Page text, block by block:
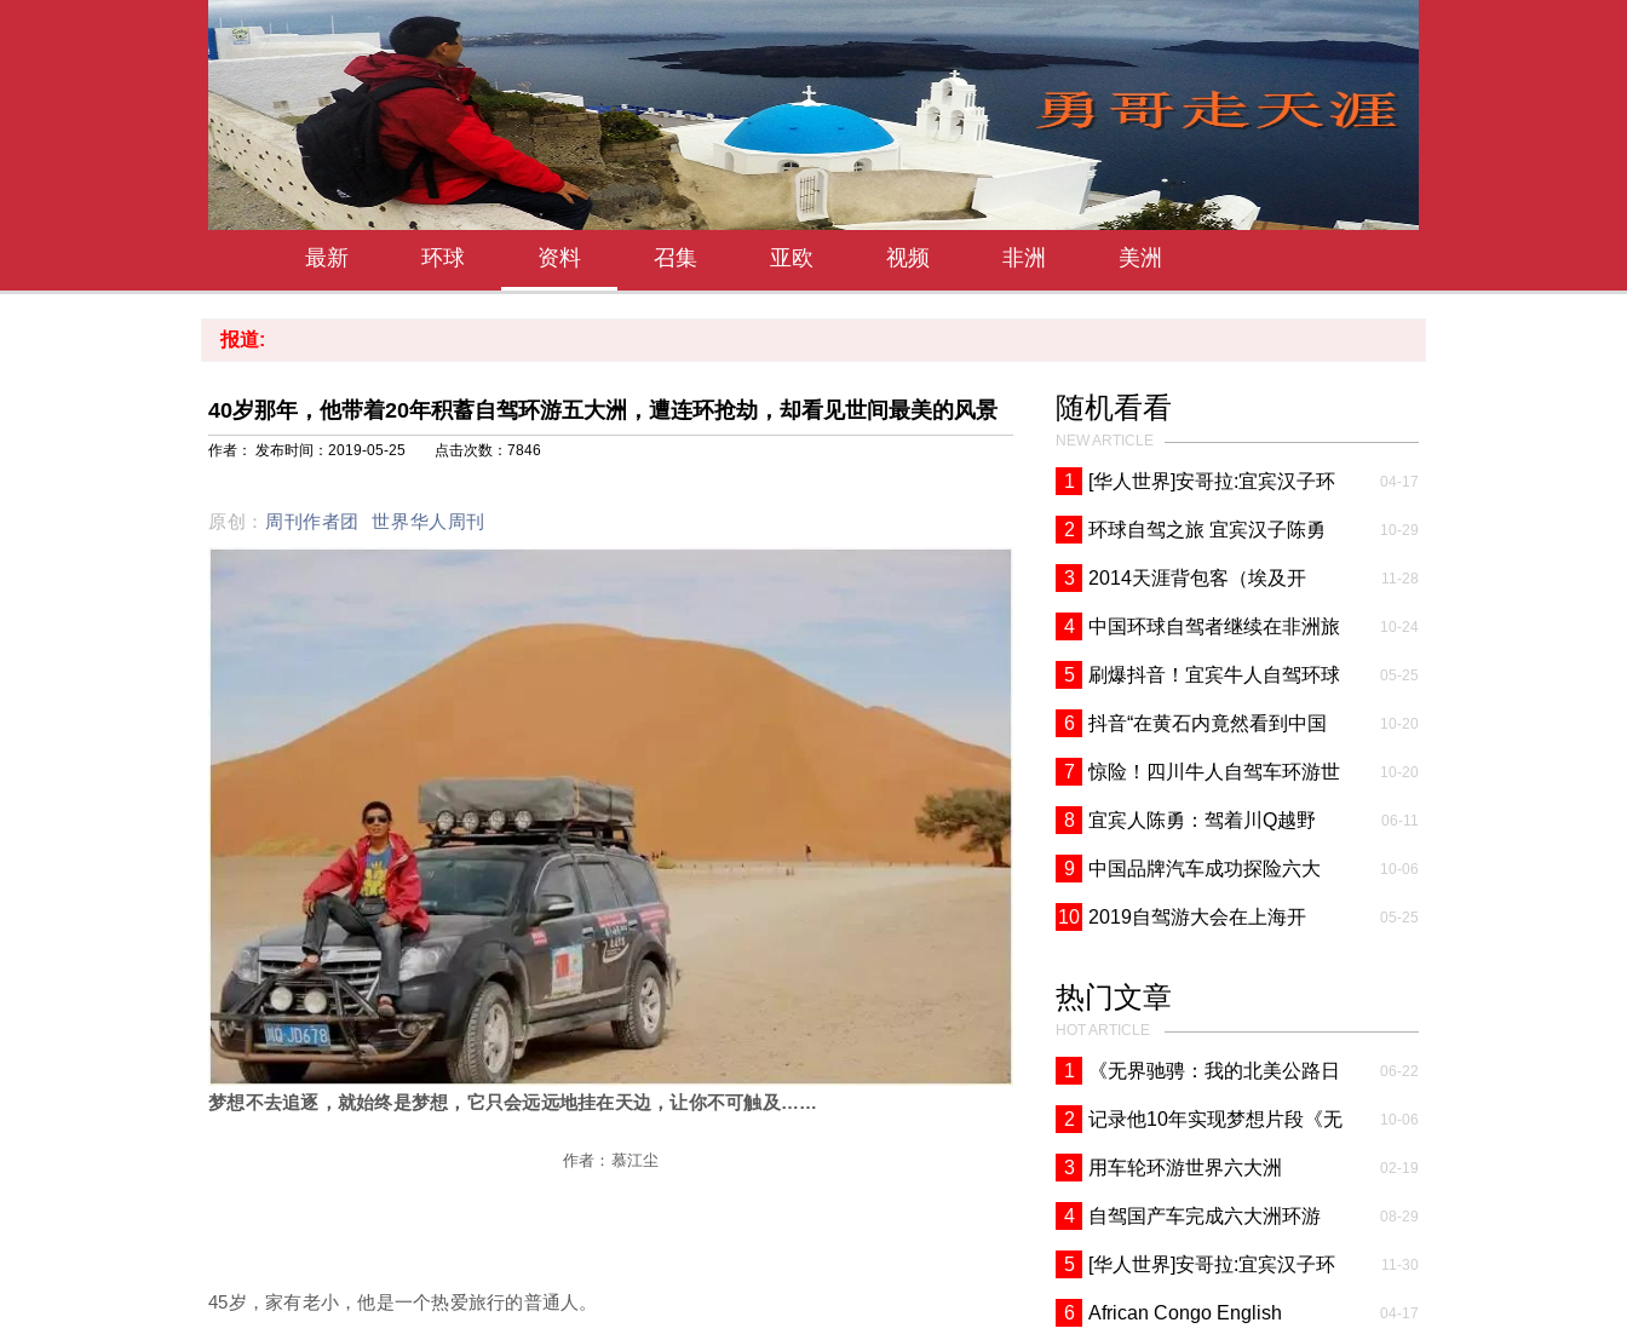
最新 环球 资料 召集 亚欧 视频 非洲 美洲
报道:
40岁那年，他带着20年积蓄自驾环游五大洲，遭连环抢劫，却看见世间最美的风景
作者： 发布时间：2019-05-25 点击次数： 7846
原创： 周刊作者团 世界华人周刊
梦想不去追逐，就始终是梦想，它只会远远地挂在天边，让你不可触及……
作者：慕江尘
45岁，家有老小，他是一个热爱旅行的普通人。
随机看看
NEW ARTICLE
1
[华人世界]安哥拉:宜宾汉子环
04-17
2
环球自驾之旅 宜宾汉子陈勇
10-29
3
2014天涯背包客（埃及开
11-28
4
中国环球自驾者继续在非洲旅
10-24
5
刷爆抖音！宜宾牛人自驾环球
05-25
6
抖音“在黄石内竟然看到中国
10-20
7
惊险！四川牛人自驾车环游世
10-20
8
宜宾人陈勇：驾着川Q越野
06-11
9
中国品牌汽车成功探险六大
10-06
10 2019自驾游大会在上海开
05-25
热门文章
HOT ARTICLE
1
《无界驰骋：我的北美公路日
06-22
2
记录他10年实现梦想片段《无
10-06
3 用车轮环游世界六大洲 02-19
4
自驾国产车完成六大洲环游
08-29
5
[华人世界]安哥拉:宜宾汉子环
11-30
6
African Congo English
04-17